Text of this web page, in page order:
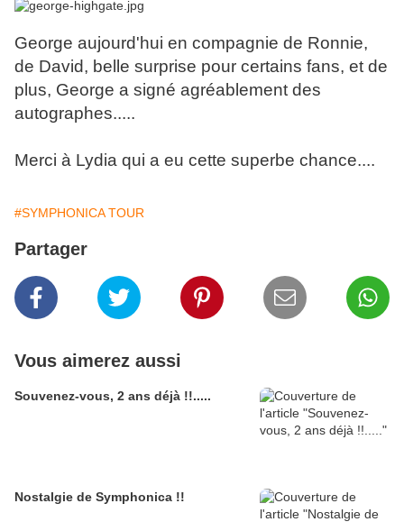
George aujourd'hui en compagnie de Ronnie,
de David, belle surprise pour certains fans, et de
plus, George a signé agréablement des
autographes.....
Merci à Lydia qui a eu cette superbe chance....
#SYMPHONICA TOUR
Partager
Vous aimerez aussi
Souvenez-vous, 2 ans déjà !!.....
Nostalgie de Symphonica !!